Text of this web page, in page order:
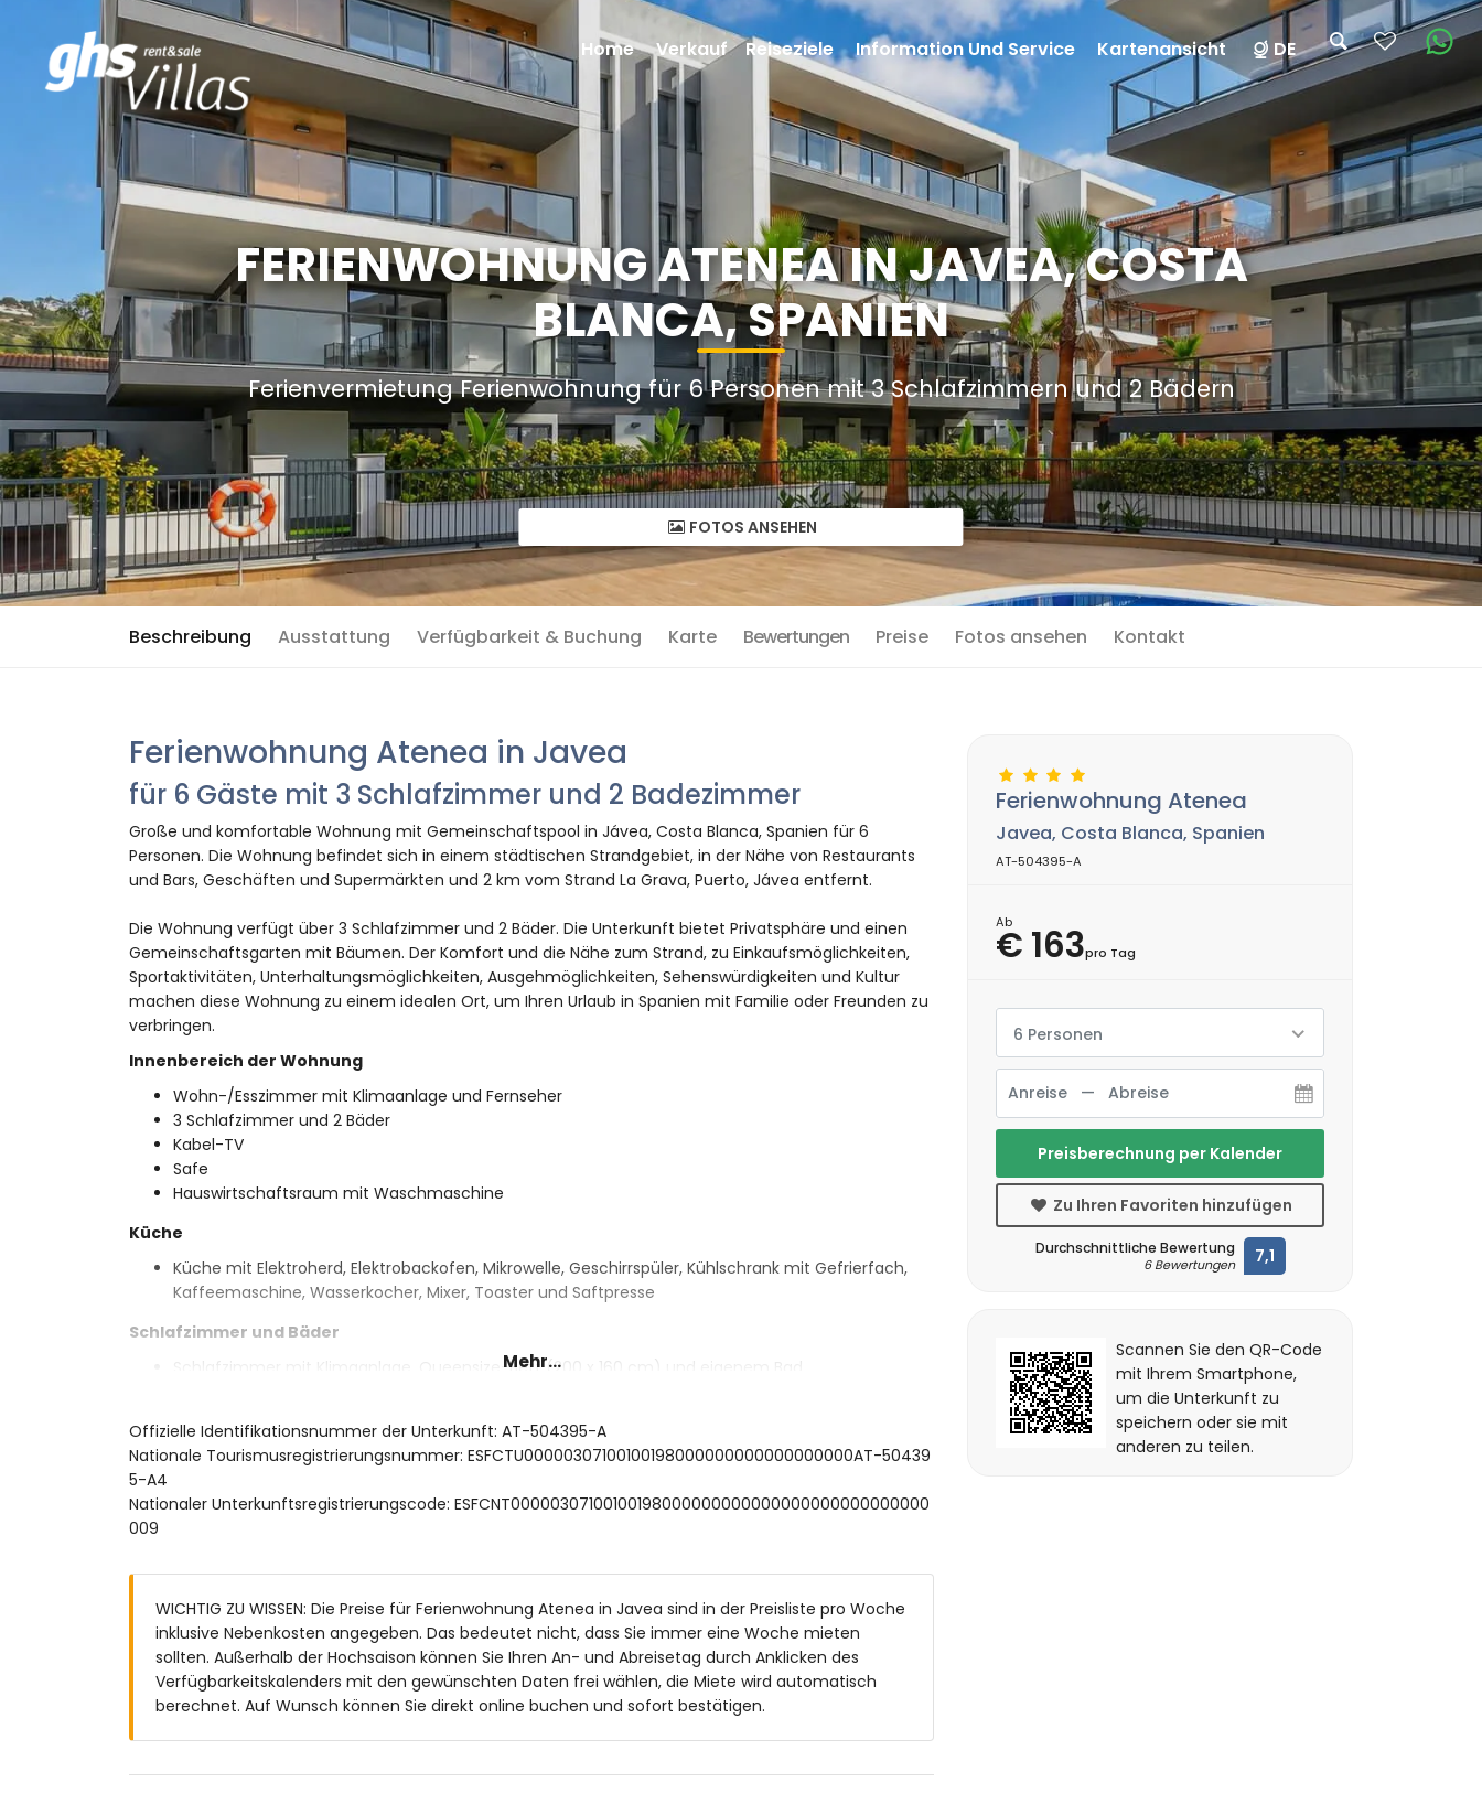
FERIENWOHNUNG ATENEA IN JAVEA, COSTA
BLANCA, SPANIEN
Ferienvermietung Ferienwohnung für 6 Personen mit 3 Schlafzimmern und 2 Bädern
FOTOS ANSEHEN
Beschreibung Ausstattung Verfügbarkeit & Buchung Karte Bewertungen Preise Fotos ansehen Kontakt
Ferienwohnung Atenea in Javea
für 6 Gäste mit 3 Schlafzimmer und 2 Badezimmer
Große und komfortable Wohnung mit Gemeinschaftspool in Jávea, Costa Blanca, Spanien für 6
Personen. Die Wohnung befindet sich in einem städtischen Strandgebiet, in der Nähe von Restaurants
und Bars, Geschäften und Supermärkten und 2 km vom Strand La Grava, Puerto, Jávea entfernt.
Die Wohnung verfügt über 3 Schlafzimmer und 2 Bäder. Die Unterkunft bietet Privatsphäre und einen
Gemeinschaftsgarten mit Bäumen. Der Komfort und die Nähe zum Strand, zu Einkaufsmöglichkeiten,
Sportaktivitäten, Unterhaltungsmöglichkeiten, Ausgehmöglichkeiten, Sehenswürdigkeiten und Kultur
machen diese Wohnung zu einem idealen Ort, um Ihren Urlaub in Spanien mit Familie oder Freunden zu
verbringen.
Innenbereich der Wohnung
Wohn-/Esszimmer mit Klimaanlage und Fernseher
3 Schlafzimmer und 2 Bäder
Kabel-TV
Safe
Hauswirtschaftsraum mit Waschmaschine
Küche
Küche mit Elektroherd, Elektrobackofen, Mikrowelle, Geschirrspüler, Kühlschrank mit Gefrierfach,
Kaffeemaschine, Wasserkocher, Mixer, Toaster und Saftpresse
Schlafzimmer und Bäder
Schlafzimmer mit Klimaanlage, Queensize-Bett (200 x 160 cm) und eigenem Bad
Badezimmer mit Einzelwaschbecken, Dusche und Toilette
Außenbereich der Wohnung
Großes und eingezäuntes Grundstück
Außensitzbereich und Essbereich im Freien
Gemeinschaftliche Garagenstellplatz
Weitere Informationen
Nächste Stadt: Jávea (innerhalb von 500 Metern von der Wohnung)
Nächstes Ufer: Mittelmeer, Jávea (innerhalb von 2 Kilometern von der Wohnung)
Mehr...
Offizielle Identifikationsnummer der Unterkunft: AT-504395-A
Nationale Tourismusregistrierungsnummer: ESFCTU00000307100100198000000000000000000AT-50439
5-A4
Nationaler Unterkunftsregistrierungscode: ESFCNT00000307100100198000000000000000000000000000
009
WICHTIG ZU WISSEN: Die Preise für Ferienwohnung Atenea in Javea sind in der Preisliste pro Woche
inklusive Nebenkosten angegeben. Das bedeutet nicht, dass Sie immer eine Woche mieten
sollten. Außerhalb der Hochsaison können Sie Ihren An- und Abreisetag durch Anklicken des
Verfügbarkeitskalenders mit den gewünschten Daten frei wählen, die Miete wird automatisch
berechnet. Auf Wunsch können Sie direkt online buchen und sofort bestätigen.
Ferienwohnung Atenea
Javea, Costa Blanca, Spanien
AT-504395-A
Ab
€ 163pro Tag
6 Personen
Preisberechnung per Kalender
Zu Ihren Favoriten hinzufügen
Durchschnittliche Bewertung
6 Bewertungen 7,1
Scannen Sie den QR-Code
mit Ihrem Smartphone,
um die Unterkunft zu
speichern oder sie mit
anderen zu teilen.
Home Verkauf Reiseziele Information Und Service Kartenansicht DE